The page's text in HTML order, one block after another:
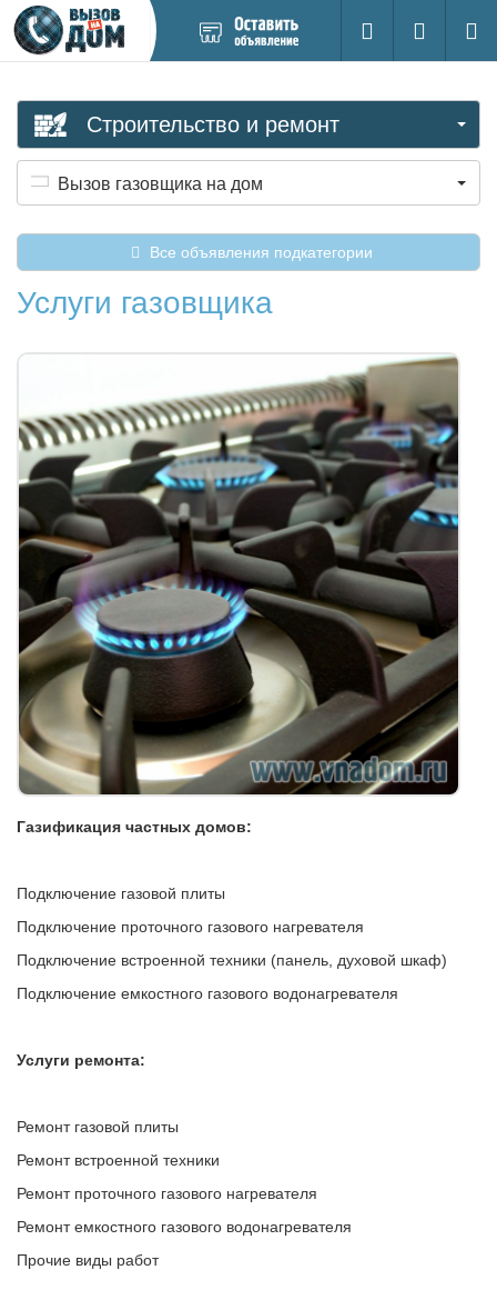
новое
Поиск
Вход на
Строительство и ремонт
Вызов газовщика на дом
Все объявления подкатегории
Услуги газовщика
Газификация частных домов:
Подключение газовой плиты
Подключение проточного газового нагревателя
Подключение встроенной техники (панель, духовой шкаф)
Подключение емкостного газового водонагревателя
Услуги ремонта:
Ремонт газовой плиты
Ремонт встроенной техники
Ремонт проточного газового нагревателя
Ремонт емкостного газового водонагревателя
Прочие виды работ